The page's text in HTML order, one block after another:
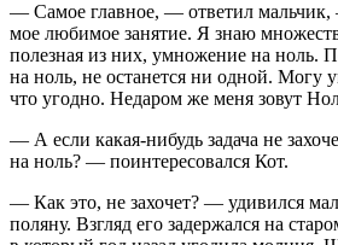
— Самое главное, — ответил
мое любимое занятие. Я знаю
полезная из них, умножение на ноль.
на ноль, не останется ни одной. Могу
что угодно. Недаром же меня зовут
— А если какая-нибудь задача не
на ноль? — поинтересовался Кот.
— Как это, не захочет? — удивился
поляну. Взгляд его задержался на